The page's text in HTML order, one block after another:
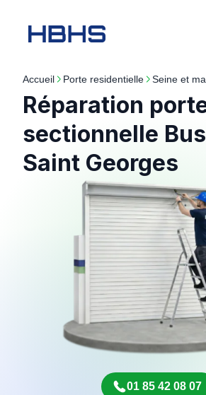
Accueil porte residentielle seine et
Réparation
sectionnelle
Saint Georges
01 85 42 08 07